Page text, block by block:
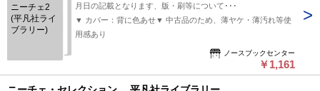
ニーチェ2
(平凡社ライ
ブラリー)
月日の記載となります、版・刷等について･･･
▼ カバー：背に色あせ▼ 中古品のため、薄ヤケ・薄汚れ等使
用感あり
ノースブックセンター
￥1,161